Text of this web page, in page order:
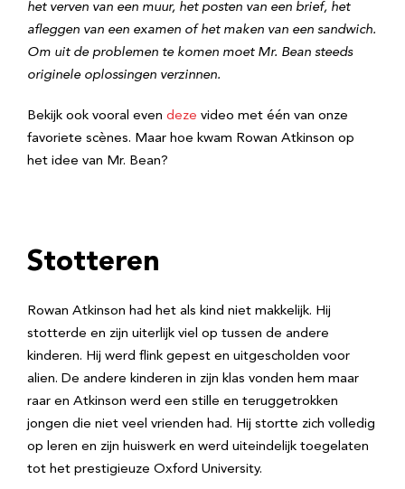
het verven van een muur, het posten van een brief, het
afleggen van een examen of het maken van een sandwich.
Om uit de problemen te komen moet Mr. Bean steeds
originele oplossingen verzinnen.
Bekijk ook vooral even deze video met één van onze
favoriete scènes. Maar hoe kwam Rowan Atkinson op
het idee van Mr. Bean?
Stotteren
Rowan Atkinson had het als kind niet makkelijk. Hij
stotterde en zijn uiterlijk viel op tussen de andere
kinderen. Hij werd flink gepest en uitgescholden voor
alien. De andere kinderen in zijn klas vonden hem maar
raar en Atkinson werd een stille en teruggetrokken
jongen die niet veel vrienden had. Hij stortte zich volledig
op leren en zijn huiswerk en werd uiteindelijk toegelaten
tot het prestigieuze Oxford University.